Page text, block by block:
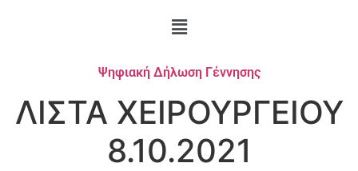
Ψηφιακή Δήλωση Γέννησης
ΛΙΣΤΑ ΧΕΙΡΟΥΡΓΕΙΟΥ
8.10.2021